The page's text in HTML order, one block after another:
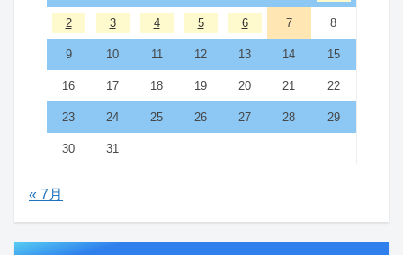
2 3 4 5 6 7 8
9 10 11 12 13 14 15
16 17 18 19 20 21 22
23 24 25 26 27 28 29
30 31
« 7月